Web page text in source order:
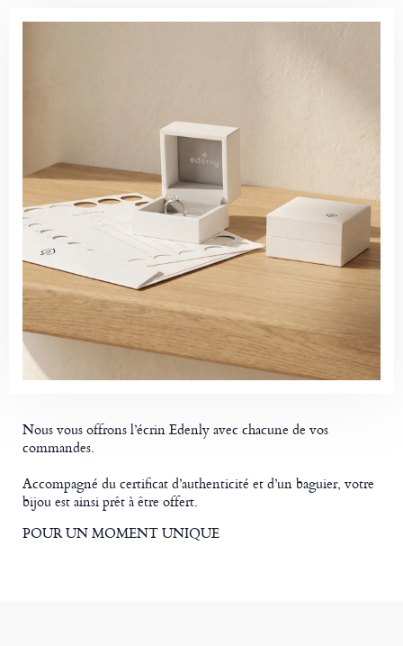
Nous vous offrons l’écrin Edenly avec chacune de vos
commandes.
Accompagné du certificat d’authenticité et d’un baguier, votre
bijou est ainsi prêt à être offert.
POUR UN MOMENT UNIQUE